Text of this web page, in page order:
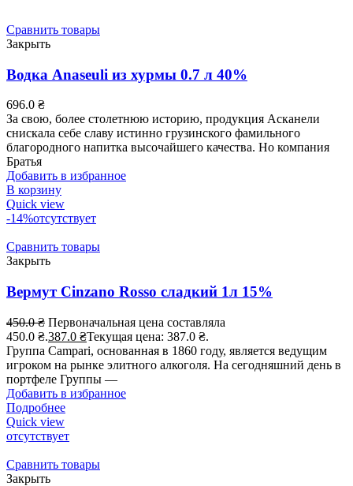
Сравнить товары
Закрыть
Водка Anaseuli из хурмы 0.7 л 40%
696.0 ₴
За свою, более столетнюю историю, продукция Асканели
снискала себе славу истинно грузинского фамильного
благородного напитка высочайшего качества. Но компания
Братья
Добавить в избранное
В корзину
Quick view
-14%отсутствует
Сравнить товары
Закрыть
Вермут Cinzano Rosso сладкий 1л 15%
450.0₴ Первоначальная цена составляла
450.0 ₴.387.0 ₴Текущая цена: 387.0 ₴.
Группа Campari, основанная в 1860 году, является ведущим
игроком на рынке элитного алкоголя. На сегодняшний день в
портфеле Группы —
Добавить в избранное
Подробнее
Quick view
отсутствует
Сравнить товары
Закрыть